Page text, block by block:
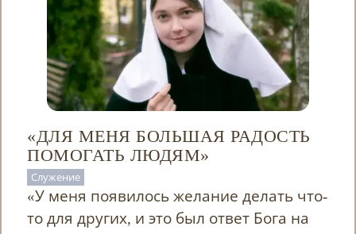
«ДЛЯ МЕНЯ БОЛЬШАЯ РАДОСТЬ
ПОМОГАТЬ ЛЮДЯМ»
Служение
«У меня появилось желание делать что-
то для других, и это был ответ Бога на